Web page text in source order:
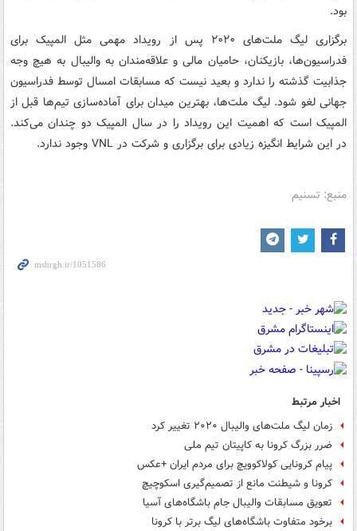
بود.
برگزاری لیگ ملت‌های ۲۰۲۰ پس از رویداد مهمی مثل المپیک برای
فدراسیون‌ها، بازیکنان، حامیان مالی و علاقه‌مندان به والیبال به هیچ وجه
جذابیت گذشته را ندارد و بعید نیست که مسابقات امسال توسط فدراسیون
جهانی لغو شود. لیگ ملت‌ها، بهترین میدان برای آماده‌سازی‌ تیم‌ها قبل از
المپیک است که اهمیت این رویداد را در سال المپیک دو چندان می‌کند.
در این شرایط انگیزه زیادی برای برگزاری و شرکت در VNL وجود ندارد.
منبع: تسنیم
اخبار مرتبط
زمان لیگ ملت‌های والیبال ۲۰۲۰ تغییر کرد
ضرر بزرگ کرونا به کاپیتان تیم ملی
پیام کرونایی کولاکوویچ برای مردم ایران +عکس
کرونا و شیطنت مانع از تصمیم‌گیری اسکوچیچ
تعویق مسابقات والیبال جام باشگاه‌های آسیا
برخود متفاوت باشگاه‌های لیگ برتر با کرونا